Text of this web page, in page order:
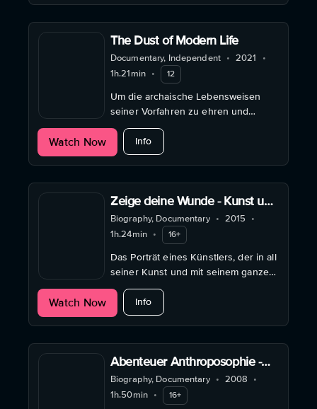
The Dust of Modern Life
Documentary, Independent • 2021
•
1h.21min • 12
Um die archaische Lebensweisen
seiner Vorfahren zu ehren und
Tradition zu wahren, verbringt Liêm
jedes Jahr mehrere Tage im
vietnamesischen Urwald.
Watch Now Infoabout The Dust of Modern Life
Zeige deine Wunde - Kunst und
Spiritualität bei Joseph Beuys
Biography, Documentary • 2015
•
1h.24min • 16+
Das Porträt eines Künstlers, der in all
seiner Kunst und mit seinem ganzen
Wesen das bestehende
Gesellschaftssystem in Frage stellte.
Watch Now Infoabout Zeige deine Wunde - Kunst
Abenteuer Anthroposophie -
Rudolf Steiner und seine
Wirkung
Biography, Documentary • 2008
•
1h.50min • 16+